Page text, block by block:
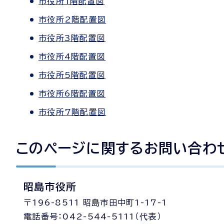
市役所2階配置図
市役所3階配置図
市役所4階配置図
市役所5階配置図
市役所6階配置図
市役所7階配置図
このページに関するお問い合わ
昭島市役所
〒196-8511 昭島市田中町1-17-1
電話番号：042-544-5111（代表）